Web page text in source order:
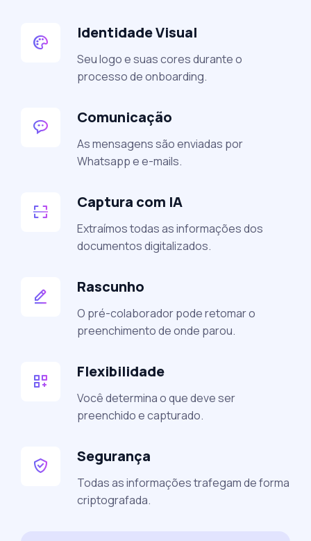
Identidade Visual
Seu logo e suas cores durante o
processo de onboarding.
Comunicação
As mensagens são enviadas por
Whatsapp e e-mails.
Captura com IA
Extraímos todas as informações dos
documentos digitalizados.
Rascunho
O pré-colaborador pode retomar o
preenchimento de onde parou.
Flexibilidade
Você determina o que deve ser
preenchido e capturado.
Segurança
Todas as informações trafegam de forma
criptografada.